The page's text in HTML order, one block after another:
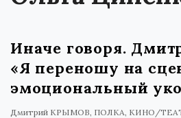
Иначе говоря.
«Я переношу на
эмоциональный
Дмитрий КРЫМОВ ПОЛКА КИНО/